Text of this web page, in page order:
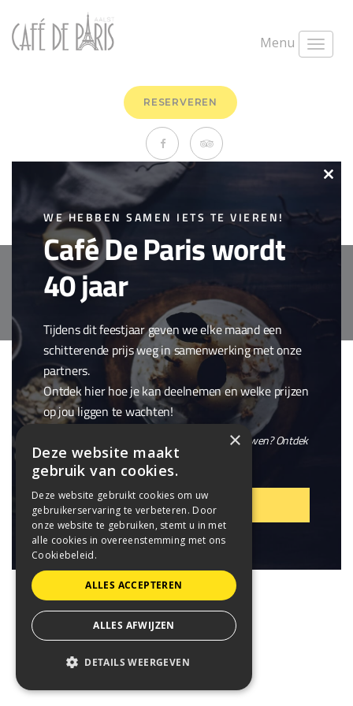
Menu
RESERVEREN
Vanille
maart 1st, 2018
0 Comments
Zoetigheden
Copyright © 2018 Cafe de Paris. All Rights Reserved.
webdesign byconversal
WE HEBBEN SAMEN IETS TE VIEREN!
Café De Paris wordt
40 jaar
Tijdens dit feestjaar geven we elke maand een
schitterende prijs weg in samenwerking met onze
partners.
Ontdek hier hoe je kan deelnemen en welke prijzen
op jou liggen te wachten!
En wil je niet alleen winnen, maar ook meebouwen? Ontdek
onze openstaandevacatures.
VIER MEE!
×
Deze website maakt
gebruik van cookies.
Deze website gebruikt cookies om uw
gebruikerservaring te verbeteren. Door
onze website te gebruiken, stemt u in met
alle cookies in overeenstemming met ons
Cookiebeleid.
ALLES ACCEPTEREN
ALLES AFWIJZEN
DETAILS WEERGEVEN
STRIKT NOODZAKELIJK